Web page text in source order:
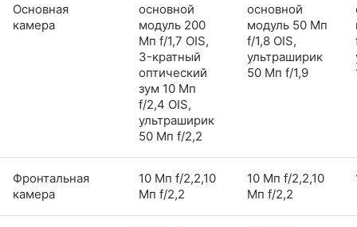
Основная
камера
основной
модуль 200
Мп f/1,7 OIS,
3-кратный
оптический
зум 10 Мп
f/2,4 OIS,
ультраширик
50 Мп f/2,2
основной
модуль 50 Мп
f/1,8 OIS,
ультраширик
50 Мп f/1,9
Фронтальная
камера
10 Мп f/2,2,10
Мп f/2,2
10 Мп f/2,2,10
Мп f/2,2